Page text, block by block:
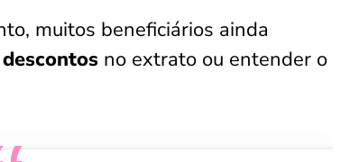
muitos beneficiários ainda
no extrato ou entender o